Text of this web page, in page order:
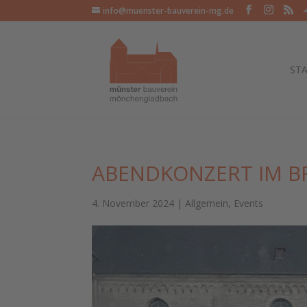
info@muenster-bauverein-mg.de
ABENDKONZERT IM
4. November 2024 |Allgemein, Events